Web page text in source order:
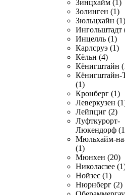
Зинцхайм (1)
Золинген (1)
Зюльцхайн (1)
Ингольштадт
Инцелль (1)
Карлсруэ (1)
Кёльн (4)
Кёнигштайн
Кёнигштайн-
(1)
Кронберг (1)
Леверкузен
Лейпциг (2)
Луфткурорт-
Люкендорф
Мюльхайм-
(1)
Мюнхен (20)
Николасзее
Нойзес (1)
Нюрнберг (2)